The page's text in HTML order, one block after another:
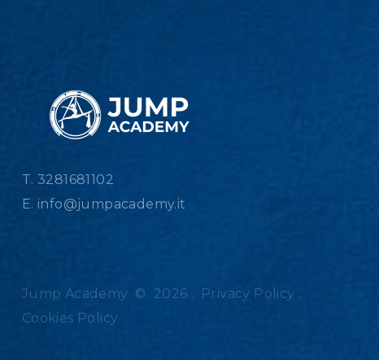
T. 3281681102
E. info@jumpacademy.it
Jump Academy © 2026 . Privacy Policy .
Cookies Policy